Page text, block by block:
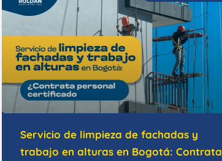
Servicio de limpieza de fachadas y
trabajo en alturas en Bogotá: Contrata